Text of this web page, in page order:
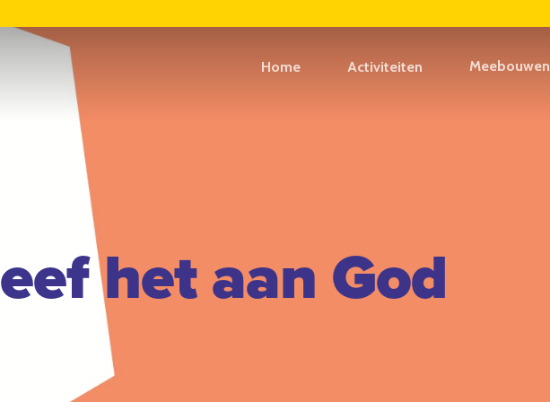
Home Activiteiten Meebouwen
het aan God